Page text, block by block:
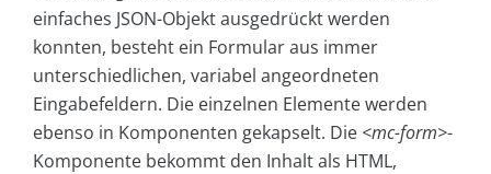
einfaches JSON-Objekt ausgedrückt werden
konnten, besteht ein Formular aus immer
unterschiedlichen, variabel angeordneten
Eingabefeldern. Die einzelnen Elemente werden
ebenso in Komponenten gekapselt. Die <mc-form>-
Komponente bekommt den Inhalt als HTML,